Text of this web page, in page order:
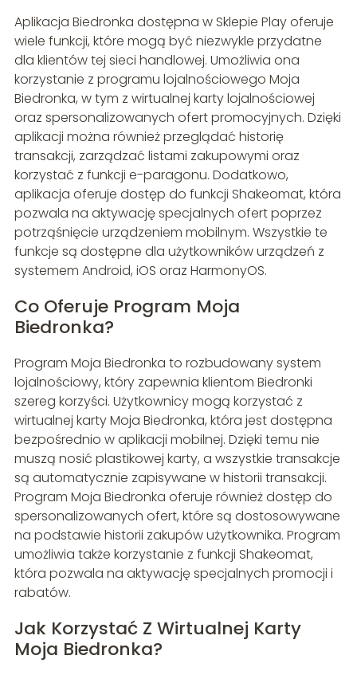
Aplikacja Biedronka dostępna w Sklepie Play oferuje
wiele funkcji, które mogą być niezwykle przydatne
dla klientów tej sieci handlowej. Umożliwia ona
korzystanie z programu lojalnościowego Moja
Biedronka, w tym z wirtualnej karty lojalnościowej
oraz spersonalizowanych ofert promocyjnych. Dzięki
aplikacji można również przeglądać historię
transakcji, zarządzać listami zakupowymi oraz
korzystać z funkcji e-paragonu. Dodatkowo,
aplikacja oferuje dostęp do funkcji Shakeomat, która
pozwala na aktywację specjalnych ofert poprzez
potrząśnięcie urządzeniem mobilnym. Wszystkie te
funkcje są dostępne dla użytkowników urządzeń z
systemem Android, iOS oraz HarmonyOS.
Co Oferuje Program Moja
Biedronka?
Program Moja Biedronka to rozbudowany system
lojalnościowy, który zapewnia klientom Biedronki
szereg korzyści. Użytkownicy mogą korzystać z
wirtualnej karty Moja Biedronka, która jest dostępna
bezpośrednio w aplikacji mobilnej. Dzięki temu nie
muszą nosić plastikowej karty, a wszystkie transakcje
są automatycznie zapisywane w historii transakcji.
Program Moja Biedronka oferuje również dostęp do
spersonalizowanych ofert, które są dostosowywane
na podstawie historii zakupów użytkownika. Program
umożliwia także korzystanie z funkcji Shakeomat,
która pozwala na aktywację specjalnych promocji i
rabatów.
Jak Korzystać Z Wirtualnej Karty
Moja Biedronka?